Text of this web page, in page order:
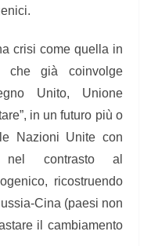
crisi come quella in
che già coinvolge
Unito, Unione
in un futuro più o
Nazioni Unite con
nel contrasto al
ricostruendo
Cina (paesi non
il cambiamento